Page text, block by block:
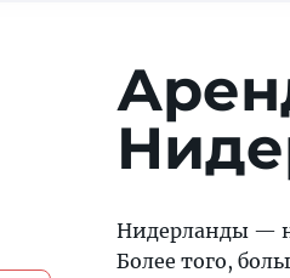
Нидерланды —
Более того,